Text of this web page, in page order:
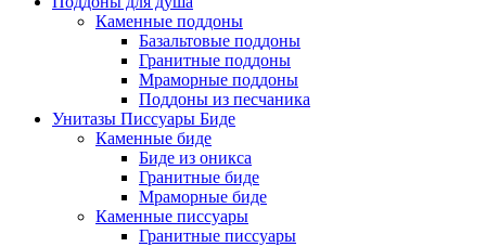
Каменные поддоны
Базальтовые поддоны
Гранитные поддоны
Мраморные поддоны
Поддоны из песчаника
Унитазы Писсуары Биде
Каменные биде
Биде из оникса
Гранитные биде
Мраморные биде
Каменные писсуары
Гранитные писсуары